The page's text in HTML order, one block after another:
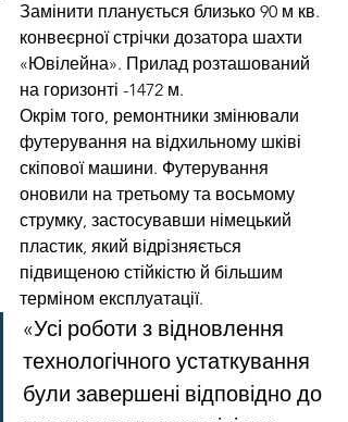
Замінити планується близько 90 м кв.
конвеєрної стрічки дозатора шахти
«Ювілейна». Прилад розташований
на горизонті -1472 м.
Окрім того, ремонтники змінювали
футерування на відхильному шківі
скіпової машини. Футерування
оновили на третьому та восьмому
струмку, застосувавши німецький
пластик, який відрізняється
підвищеною стійкістю й більшим
терміном експлуатації.
«Усі роботи з відновлення
технологічного устаткування
були завершені відповідно до